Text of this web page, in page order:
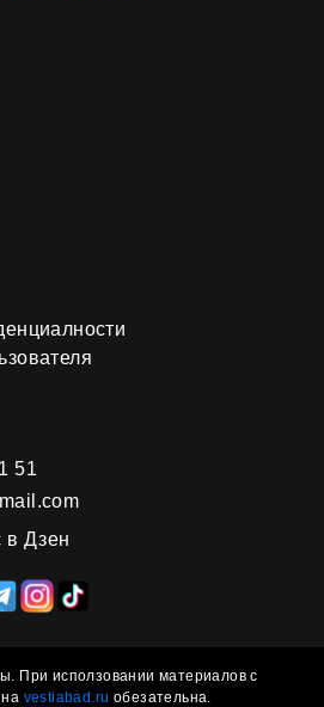
51
в Дзен
При исползовании материалов с
vestiabad.ru обезательна.